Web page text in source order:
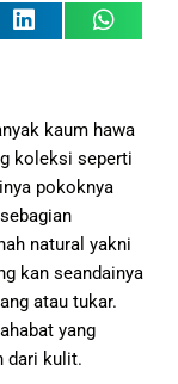
kaum hawa
koleksi seperti
pokoknya
natural yakni
kan seandainya
atau tukar.
yang
dari kulit.